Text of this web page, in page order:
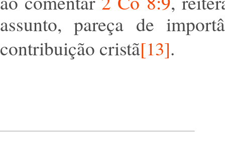
assunto, pareça de
contribuição cristã[13].